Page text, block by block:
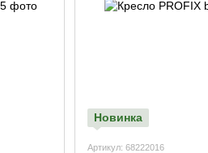
Новинка
Артикул: 68222016